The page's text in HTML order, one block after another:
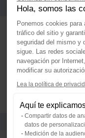
Colores
También le
Hola, somos las
Ponemos cookies para
tráfico del sitio y
seguridad del mismo y
sigue. Las redes
navegación por
modificar su
Lea la política de
Aquí te
Compartir datos de
datos de
Medición de la